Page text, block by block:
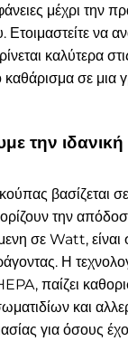
μέχρι την
να
καλύτερα
καθάρισμα σε μια
την ιδανική
βασίζεται
την
σε Watt, είναι
Η
παίζει
και
για όσους